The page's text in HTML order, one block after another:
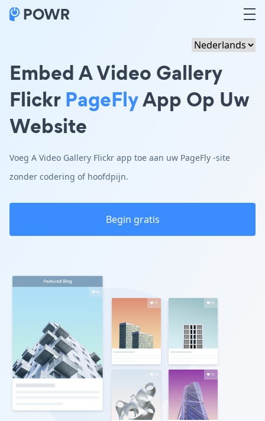
Embed A Video Gallery
FlickrPageFlyApp Op Uw
Website
Voeg A Video Gallery Flickr app toe aan uw PageFly -site
zonder codering of hoofdpijn.
Begin gratis